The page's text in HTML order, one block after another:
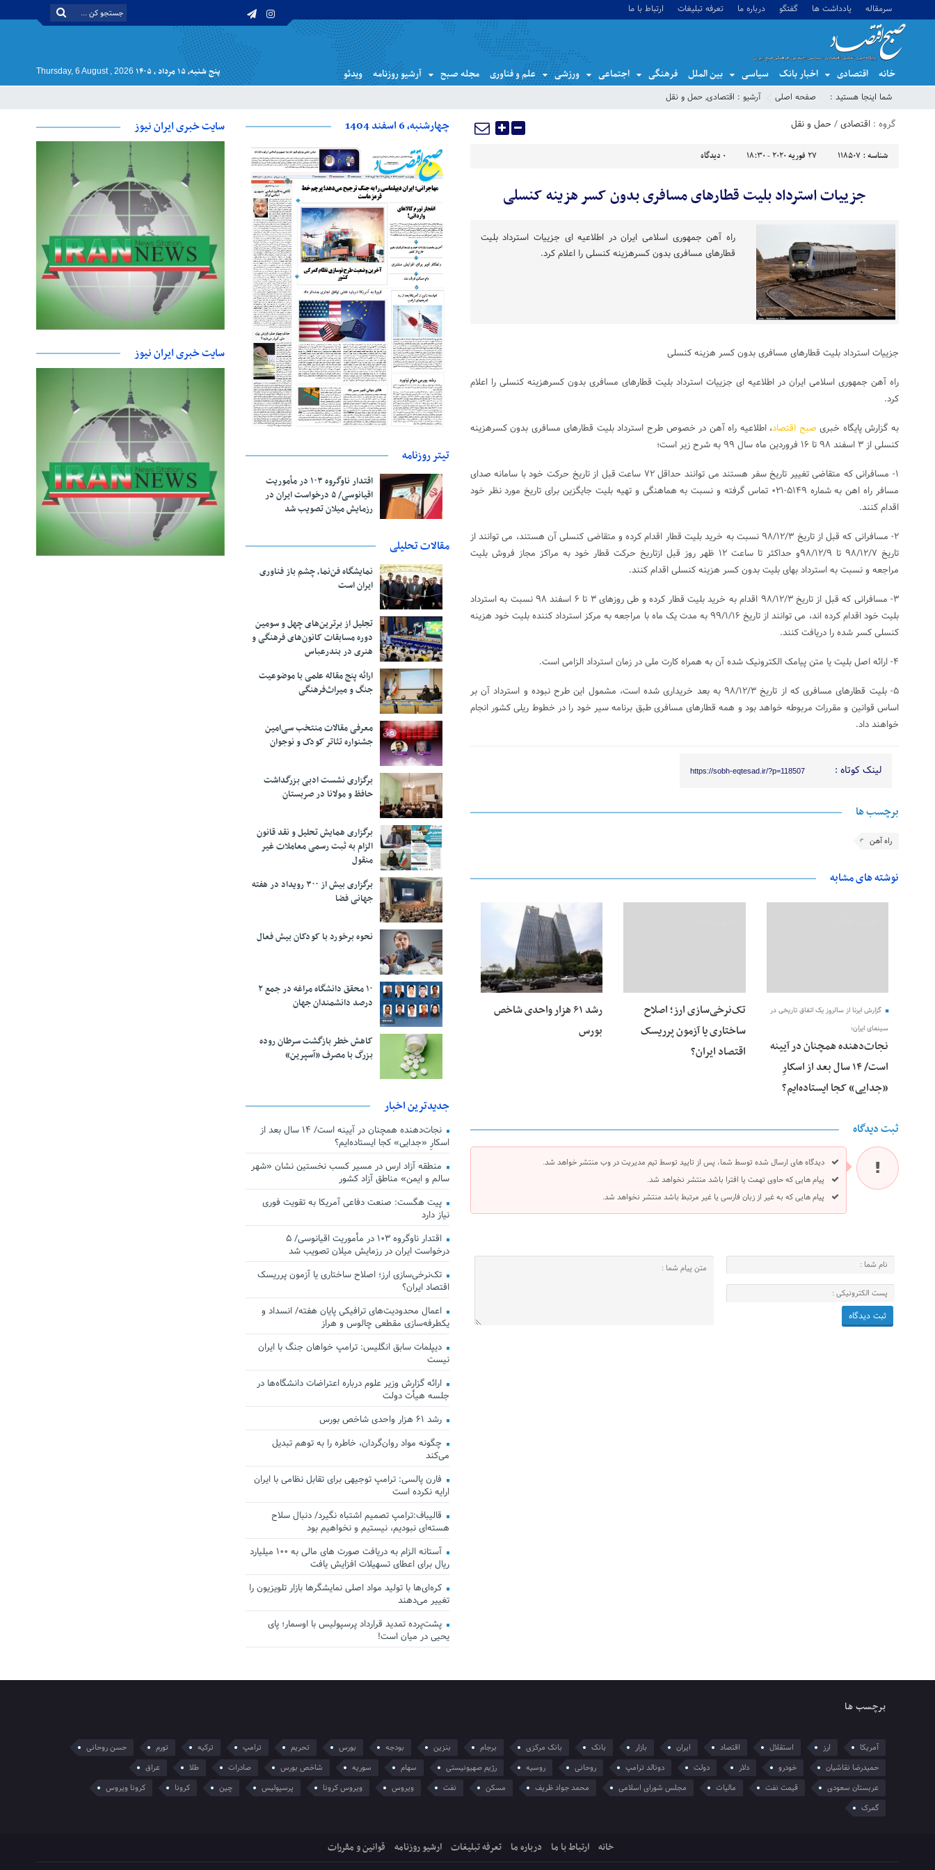
سرمقاله یادداشت ها گفتگو درباره ما تعرفه تبلیغات ارتباط با ما
خانه اقتصادی اخبار بانک سیاسی بین الملل فرهنگی اجتماعی ورزشی علم و فناوری مجله صبح آرشیو روزنامه ویدئو پنج شنبه, ۱۵ مرداد , ۱۴۰۵ Thursday, 6 August , 2026
شما اینجا هستید : صفحه اصلی آرشیو : اقتصادی, حمل و نقل
گروه : اقتصادی/ حمل و نقل
شناسه : 118507 27 فوریه 2020 - 18:30 0 دیدگاه
جزییات استرداد بلیت قطارهای مسافری بدون کسر هزینه کنسلی
راه آهن جمهوری اسلامی ایران در اطلاعیه ای جزییات استرداد بلیت
قطارهای مسافری بدون کسرهزینه کنسلی را اعلام کرد.
جزییات استرداد بلیت قطارهای مسافری بدون کسر هزینه کنسلی
راه آهن جمهوری اسلامی ایران در اطلاعیه ای جزییات استرداد بلیت قطارهای مسافری بدون کسرهزینه کنسلی را اعلام
کرد.
به گزارش پایگاه خبری صبح اقتصاد، اطلاعیه راه آهن در خصوص طرح استرداد بلیت قطارهای مسافری بدون کسرهزینه
کنسلی از ۳ اسفند ۹۸ تا ۱۶ فروردین ماه سال ۹۹ به شرح زیر است؛
۱- مسافرانی که متقاضی تغییر تاریخ سفر هستند می توانند حداقل ۷۲ ساعت قبل از تاریخ حرکت خود با سامانه صدای
مسافر راه اهن به شماره ۵۱۴۹-۰۲۱ تماس گرفته و نسبت به هماهنگی و تهیه بلیت جایگزین برای تاریخ مورد نظر خود
اقدام کنند.
۲- مسافرانی که قبل از تاریخ ۹۸/۱۲/۳ نسبت به خرید بلیت قطار اقدام کرده و متقاضی کنسلی آن هستند، می توانند از
تاریخ ۹۸/۱۲/۷ تا ۹۸/۱۲/۹و حداکثر تا ساعت ۱۲ ظهر روز قبل ازتاریخ حرکت قطار خود به مراکز مجاز فروش بلیت
مراجعه و نسبت به استرداد بهای بلیت بدون کسر هزینه کنسلی اقدام کنند.
۳- مسافرانی که قبل از تاریخ ۹۸/۱۲/۳ اقدام به خرید بلیت قطار کرده و طی روزهای ۳ تا ۶ اسفند ۹۸ نسبت به استرداد
بلیت خود اقدام کرده اند، می توانند از تاریخ ۹۹/۱/۱۶ به مدت یک ماه با مراجعه به مرکز استرداد کننده بلیت خود هزینه
کنسلی کسر شده را دریافت کنند.
۴- ارائه اصل بلیت یا متن پیامک الکترونیک شده آن به همراه کارت ملی در زمان استرداد الزامی است.
۵- بلیت قطارهای مسافری که از تاریخ ۹۸/۱۲/۳ به بعد خریداری شده است، مشمول این طرح نبوده و استرداد آن بر
اساس قوانین و مقررات مربوطه خواهد بود و همه قطارهای مسافری طبق برنامه سیر خود را در خطوط ریلی کشور انجام
خواهند داد.
لینک کوتاه : https://sobh-eqtesad.ir/?p=118507
برچسب ها
راه آهن
نوشته های مشابه
گزارش ایرنا از سالروز یک اتفاق تاریخی در
سینمای ایران؛
نجات‌دهنده‌ همچنان در آیینه
است/ ۱۴ سال بعد از اسکارِ
«جدایی» کجا ایستاده‌ایم؟
تک‌نرخی‌سازی ارز؛ اصلاح
ساختاری یا آزمون پرریسک
اقتصاد ایران؟
رشد ۶۱ هزار واحدی شاخص
بورس
ثبت دیدگاه
دیدگاه های ارسال شده توسط شما، پس از تایید توسط تیم مدیریت در وب منتشر خواهد شد.
پیام هایی که حاوی تهمت یا افترا باشد منتشر نخواهد شد.
پیام هایی که به غیر از زبان فارسی یا غیر مرتبط باشد منتشر نخواهد شد.
چهارشنبه، 6 اسفند 1404
تیتر روزنامه
اقتدار ناوگروه ۱۰۳ در مأموریت‌
اقیانوسی/ ۵ درخواست ایران در
رزمایش میلان تصویب شد
مقالات تحلیلی
نمایشگاه فن‌نما، چشم باز فناوری
ایران است
تجلیل از بر‌ترین‌های چهل و سومین
دوره مسابقات کانون‌های فرهنگی و
هنری در بندرعباس
ارائه پنج مقاله علمی با موضوعیت
جنگ و میراث‌فرهنگی
معرفی مقالات منتخب سی‌امین
جشنواره تئاتر کودک و نوجوان
برگزاری نشست ادبی بزرگداشت
حافظ و مولانا در صربستان
برگزاری همایش تحلیل و نقد قانون
الزام به ثبت رسمی معاملات غیر
منقول
برگزاری بیش از ۳۰۰ رویداد در هفته
جهانی فضا
نحوه برخورد با کودکان بیش فعال
۱۰ محقق دانشگاه مراغه در جمع ۲
درصد دانشمندان جهان
کاهش خطر بازگشت سرطان روده
بزرگ با مصرف «آسپرین»
جدیدترین اخبار
نجات‌دهنده‌ همچنان در آیینه است/ ۱۴ سال بعد از
اسکارِ «جدایی» کجا ایستاده‌ایم؟
منطقه آزاد ارس در مسیر کسب نخستین نشان «شهر
سالم و ایمن» مناطق آزاد کشور
پیت هگست: صنعت دفاعی آمریکا به تقویت فوری
نیاز دارد
اقتدار ناوگروه ۱۰۳ در مأموریت‌ اقیانوسی/ ۵
درخواست ایران در رزمایش میلان تصویب شد
تک‌نرخی‌سازی ارز؛ اصلاح ساختاری یا آزمون پرریسک
اقتصاد ایران؟
اعمال محدودیت‌های ترافیکی پایان هفته/ انسداد و
یکطرفه‌سازی مقطعی چالوس و هراز
دیپلمات سابق انگلیس:‌ ترامپ خواهان جنگ با ایران
نیست
ارائه گزارش وزیر علوم درباره اعتراضات دانشگاه‌ها در
جلسه هیأت دولت
رشد ۶۱ هزار واحدی شاخص بورس
چگونه مواد روان‌گردان، خاطره را به توهم تبدیل
می‌کند
فارن پالسی: ترامپ توجیهی برای تقابل نظامی با ایران
ارایه نکرده است
قالیباف:ترامپ تصمیم اشتباه نگیرد/ دنبال سلاح
هسته‌ای نبودیم، نیستیم و نخواهیم بود
آستانه الزام به دریافت صورت های مالی به ۱۰۰ میلیارد
ریال برای اعطای تسهیلات افزایش یافت
کره‌ای‌ها با تولید مواد اصلی نمایشگرها بازار تلویزیون را
تغییر می‌دهند
پشت‌پرده تمدید قرارداد پرسپولیس با اوسمار؛ پای
یحیی در میان است!
سایت خبری ایران نیوز
سایت خبری ایران نیوز
برچسب ها
آمریکا ارز استقلال اقتصاد ایران بازار بانک بانک مرکزی برجام بنزین بودجه بورس تحریم ترامپ ترکیه تورم
حسن روحانی
حمیدرضا نقاشیان
خودرو دلار دولت دونالد ترامپ روحانی روسیه رژیم صهیونیستی سهام سوریه شاخص بورس صادرات طلا
عراق
عربستان سعودی
قیمت نفت مالیات مجلس شورای اسلامی محمد جواد ظریف مسکن نفت ویروس ویروس کرونا پرسپولیس چین کرونا
کرونا ویروس
گمرک
خانه ارتباط با ما درباره ما تعرفه تبلیغات ارشیو روزنامه قوانین و مقررات